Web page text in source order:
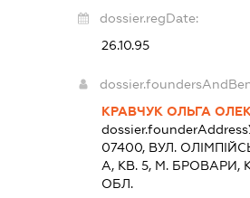
dossier.regDate:
26.10.95
КРАВЧУК ОЛЬГА
dossier.founderAddress
07400, ВУЛ.
А, КВ. 5, М. БРОВАРИ,
ОБЛ.